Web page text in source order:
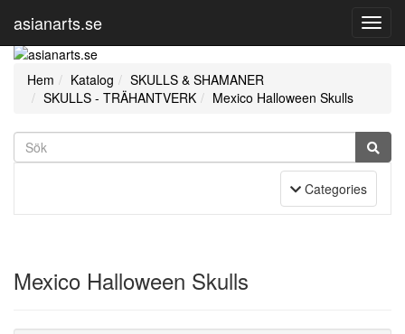
asianarts.se
Hem Katalog
SKULLS & SHAMANER
SKULLS - TRÄHANTVERK
Mexico Halloween Skulls
Toggle Navigation
Categories
Mexico Halloween Skulls